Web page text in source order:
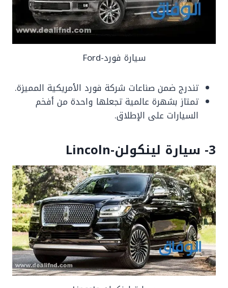
سيارة فورد-Ford
تندرج ضمن صناعات شركة فورد الأمريكية المميزة.
تمتاز بشهرة عالمية تجعلها واحدة من أفخم
السيارات على الإطلاق.
3- سيارة لينكولن-Lincoln